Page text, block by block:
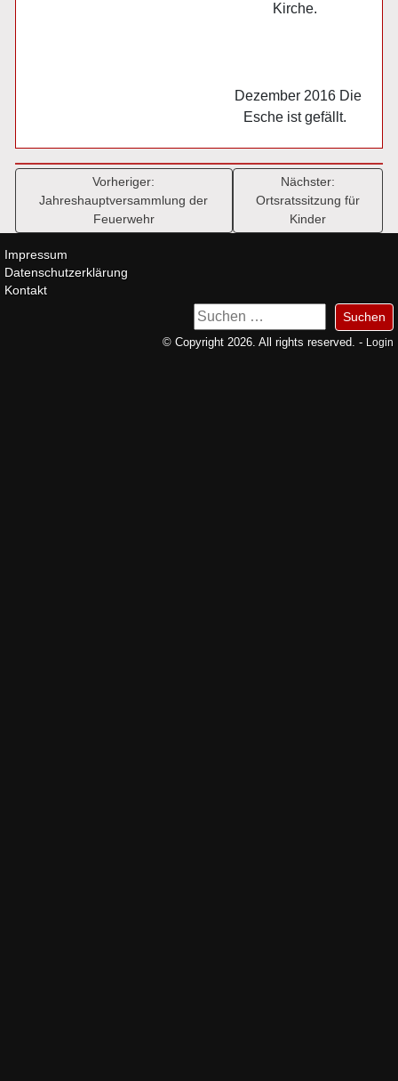
Kirche.
Dezember 2016 Die
Esche ist gefällt.
Beitragsnavigation
Vorheriger:
Jahreshauptversammlung der
Feuerwehr
Nächster:
Ortsratssitzung für
Kinder
Impressum
Datenschutzerklärung
Kontakt
Suchen
nach:
© Copyright 2026. All rights reserved. - Login